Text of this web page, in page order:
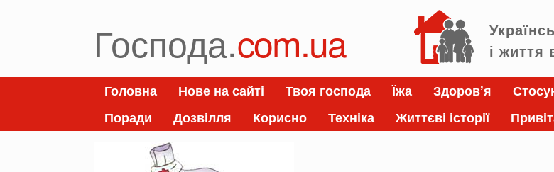
Господа.com.ua
і життя
Головна Нове на сайті Твоя господа Їжа Здоров’я
Поради
Дозвілля Корисно Техніка Життєві історії